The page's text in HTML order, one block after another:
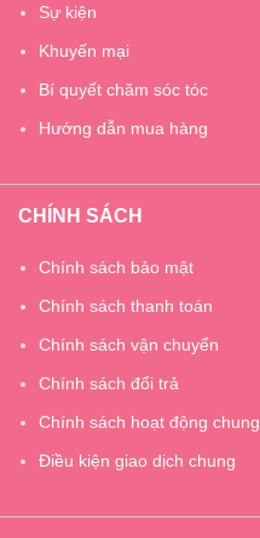
Sự kiện
Khuyến mại
Bí quyết chăm sóc tóc
Hướng dẫn mua hàng
CHÍNH SÁCH
Chính sách bảo mật
Chính sách thanh toán
Chính sách vận chuyển
Chính sách đổi trả
Chính sách hoạt động chung
Điều kiện giao dịch chung